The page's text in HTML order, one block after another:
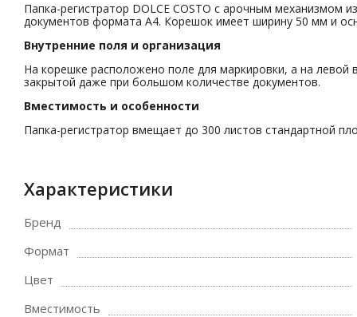
Папка-регистратор DOLCE COSTO с арочным механизмом
документов формата А4. Корешок имеет ширину 50 мм и
Внутренние поля и организация
На корешке расположено поле для маркировки, а на левой
закрытой даже при большом количестве документов.
Вместимость и особенности
Папка-регистратор вмещает до 300 листов стандартной
Характеристики
Бренд
Формат
Цвет
Вместимость